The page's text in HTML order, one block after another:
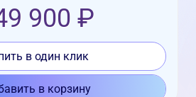
900 ₽
в один клик
в корзину